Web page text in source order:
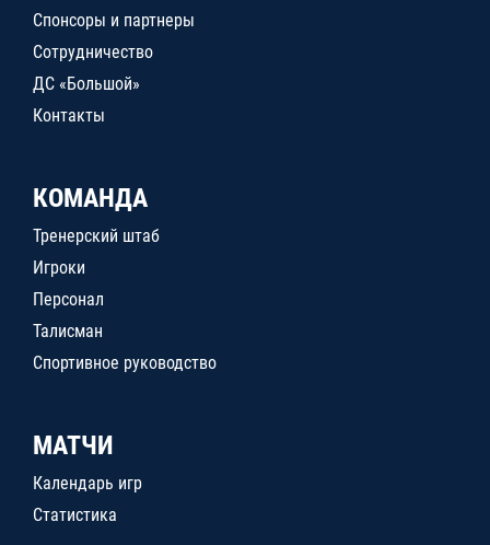
Спонсоры и партнеры
Сотрудничество
ДС «Большой»
Контакты
КОМАНДА
Тренерский штаб
Игроки
Персонал
Талисман
Спортивное руководство
МАТЧИ
Календарь игр
Статистика